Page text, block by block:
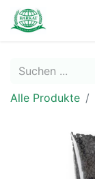
Alle Produkte